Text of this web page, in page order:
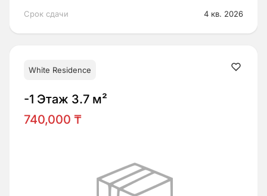
Срок сдачи 4 кв. 2026
White Residence
-1 Этаж 3.7 м²
740,000 ₸